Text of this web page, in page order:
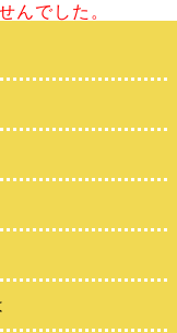
んでした。